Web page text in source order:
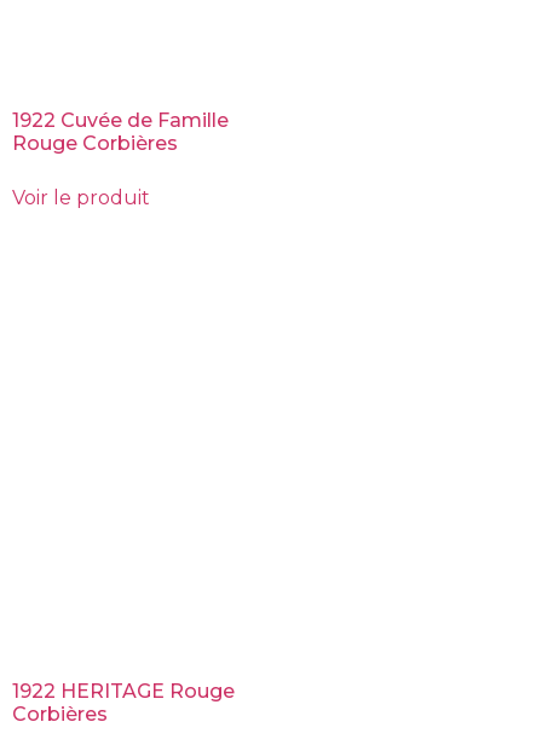
1922 Cuvée de Famille
Rouge Corbières
Voir le produit
1922 HERITAGE Rouge
Corbières